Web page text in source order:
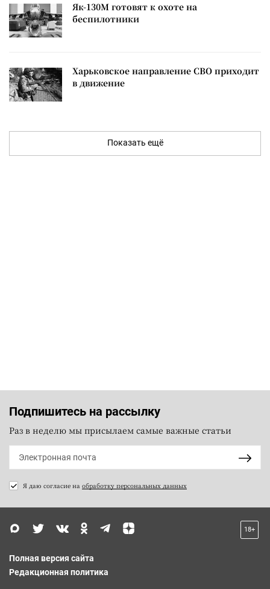
Як-130М готовят к охоте на
беспилотники
Харьковское направление СВО приходит
в движение
Показать ещё
Подпишитесь на рассылку
Раз в неделю мы присылаем самые важные статьи
Я даю согласие на обработку персональных данных
18+
Полная версия сайта
Редакционная политика